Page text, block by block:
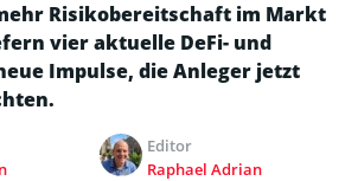
Risikobereitschaft im Markt
vier aktuelle DeFi- und
Impulse, die Anleger jetzt
Editor
Raphael Adrian